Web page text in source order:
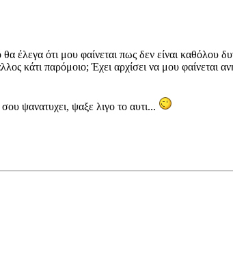
ότι μου φαίνεται πως δεν είναι καθόλου
κάτι παρόμοιο; Έχει αρχίσει να μου φαίνεται
ψανατυχει, ψαξε λιγο το αυτι...